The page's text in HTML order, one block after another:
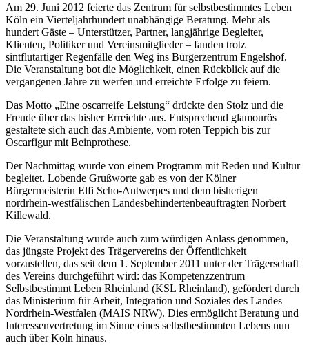
Am 29. Juni 2012 feierte das Zentrum für selbstbestimmtes Leben
Köln ein Vierteljahrhundert unabhängige Beratung. Mehr als
hundert Gäste – Unterstützer, Partner, langjährige Begleiter,
Klienten, Politiker und Vereinsmitglieder – fanden trotz
sintflutartiger Regenfälle den Weg ins Bürgerzentrum Engelshof.
Die Veranstaltung bot die Möglichkeit, einen Rückblick auf die
vergangenen Jahre zu werfen und erreichte Erfolge zu feiern.
Das Motto „Eine oscarreife Leistung“ drückte den Stolz und die
Freude über das bisher Erreichte aus. Entsprechend glamourös
gestaltete sich auch das Ambiente, vom roten Teppich bis zur
Oscarfigur mit Beinprothese.
Der Nachmittag wurde von einem Programm mit Reden und Kultur
begleitet. Lobende Grußworte gab es von der Kölner
Bürgermeisterin Elfi Scho-Antwerpes und dem bisherigen
nordrhein-westfälischen Landesbehindertenbeauftragten Norbert
Killewald.
Die Veranstaltung wurde auch zum würdigen Anlass genommen,
das jüngste Projekt des Trägervereins der Öffentlichkeit
vorzustellen, das seit dem 1. September 2011 unter der Trägerschaft
des Vereins durchgeführt wird: das Kompetenzzentrum
Selbstbestimmt Leben Rheinland (KSL Rheinland), gefördert durch
das Ministerium für Arbeit, Integration und Soziales des Landes
Nordrhein-Westfalen (MAIS NRW). Dies ermöglicht Beratung und
Interessenvertretung im Sinne eines selbstbestimmten Lebens nun
auch über Köln hinaus.